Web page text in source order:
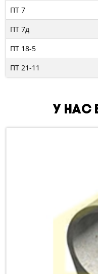
ПТ 7
ПТ 7д
ПТ 18-5
ПТ 21-11
У нас